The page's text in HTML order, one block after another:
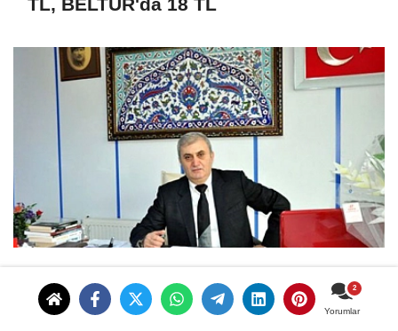
Yorumlar
Erzurum Camiasının Acı Kaybı: Süha
Dengizek Hayatını Kaybetti